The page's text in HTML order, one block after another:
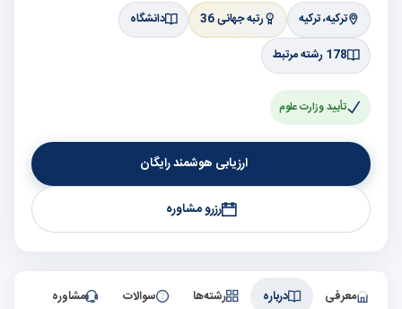
ترکیه، ترکیه رتبه جهانی 36
دانشگاه
178 رشته مرتبط
تأیید وزارت علوم
ارزیابی هوشمند رایگان
رزرو مشاوره
معرفی درباره رشته‌ها سوالات مشاوره